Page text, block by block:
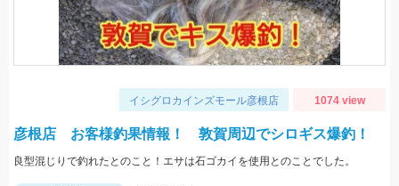
イシグロカインズモール彦根店 1074 view
彦根店 お客様釣果情報！ 敦賀周辺でシロギス爆釣！
良型混じりで釣れたとのこと！エサは石ゴカイを使用とのことでした。